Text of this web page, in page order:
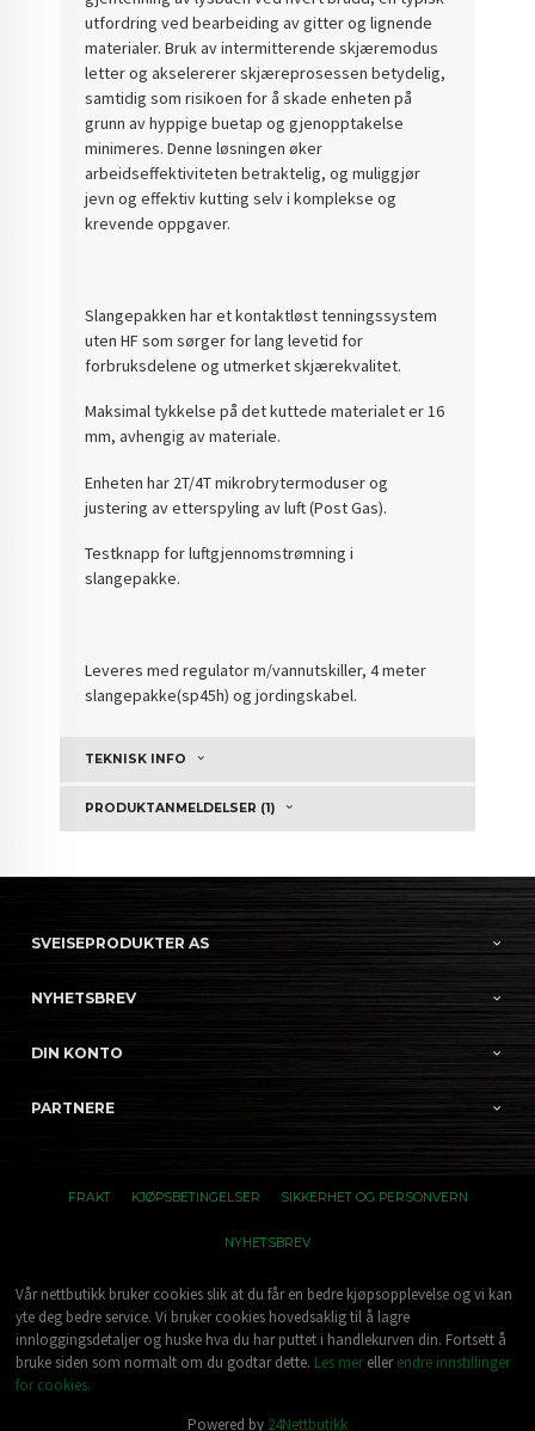
utfordring ved bearbeiding av gitter og lignende
materialer. Bruk av intermitterende skjæremodus
letter og akselererer skjæreprosessen betydelig,
samtidig som risikoen for å skade enheten på
grunn av hyppige buetap og gjenopptakelse
minimeres. Denne løsningen øker
arbeidseffektiviteten betraktelig, og muliggjør
jevn og effektiv kutting selv i komplekse og
krevende oppgaver.
Slangepakken har et kontaktløst tenningssystem
uten HF som sørger for lang levetid for
forbruksdelene og utmerket skjærekvalitet.
Maksimal tykkelse på det kuttede materialet er 16
mm, avhengig av materiale.
Enheten har 2T/4T mikrobrytermoduser og
justering av etterspyling av luft (Post Gas).
Testknapp for luftgjennomstrømning i
slangepakke.
Leveres med regulator m/vannutskiller, 4 meter
slangepakke(sp45h) og jordingskabel.
TEKNISK INFO
PRODUKTANMELDELSER (1)
SVEISEPRODUKTER AS
NYHETSBREV
DIN KONTO
PARTNERE
FRAKT KJØPSBETINGELSER SIKKERHET OG PERSONVERN
NYHETSBREV
Vår nettbutikk bruker cookies slik at du får en bedre kjøpsopplevelse og vi kan
yte deg bedre service. Vi bruker cookies hovedsaklig til å lagre
innloggingsdetaljer og huske hva du har puttet i handlekurven din. Fortsett å
bruke siden som normalt om du godtar dette. Les merellerendre innstillinger
for cookies.
Powered by 24Nettbutikk